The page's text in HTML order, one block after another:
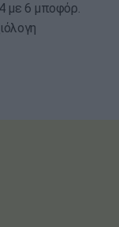
με 6 μποφόρ.